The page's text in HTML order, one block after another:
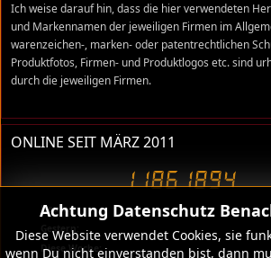
Achtung Datenschutz
Diese Website verwendet Cookies, sie
wenn Du nicht einverstanden bist, dann
Ich weise darauf hin, dass die hier verwendeten
und Markennamen der jeweiligen Firmen im
warenzeichen-, marken- oder patentrechtlichen
Produktfotos, Firmen- und Produktlogos etc. sind
durch die jeweiligen Firmen.
ONLINE SEIT MÄRZ 2011
Heute:
Gestern:
Diese Woche: